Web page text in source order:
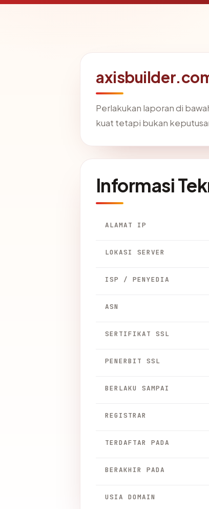
Perlakukan laporan di
kuat tetapi bukan
Informasi
ALAMAT IP
LOKASI SERVER
ISP / PENYEDIA
ASN
SERTIFIKAT SSL
PENERBIT SSL
BERLAKU SAMPAI
REGISTRAR
TERDAFTAR PADA
BERAKHIR PADA
USIA DOMAIN